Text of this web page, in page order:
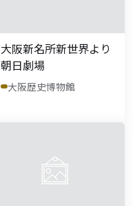
大阪新名所新世界より
朝日劇場
大阪歴史博物館